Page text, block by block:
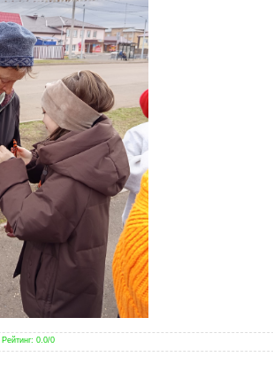
Рейтинг: 0.0/0